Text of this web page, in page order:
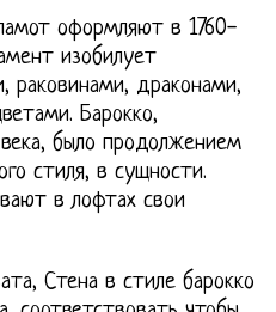
оформляют в 1760-
изобилует
раковинами, драконами,
Барокко,
было продолжением
стиля, в сущности.
в лофтах свои
Стена в стиле барокко